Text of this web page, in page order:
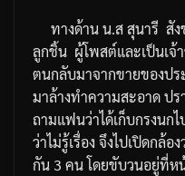
ทางด้านน.สสุนารี สัง
ลูกชิ้น ผู้โพสต์และเป็นเจ้
ตนกลับมาจากขายของป
มาล้างทำความสะอาดปร
ถามแฟนว่าได้เก็บกรงนกไ
ว่าไม่รู้เรื่อง จึงไปเปิดกล้อ
กัน 3 คนโดยขับวนอยู่ที่ห